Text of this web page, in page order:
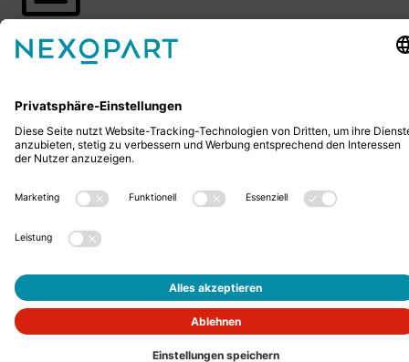
Verhaltenskodex hier
Herunterladen
Ihr Kontakt zu uns.
schreiben uns eine E-Mail.
+49 2522 59084 0